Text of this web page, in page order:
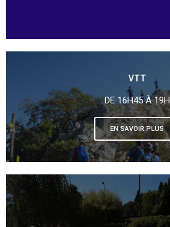
VTT
DE 16H45 À 19H
EN SAVOIR PLUS